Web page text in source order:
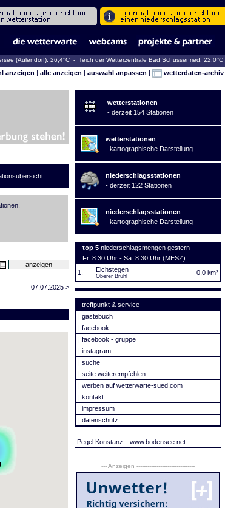
(Aulendorf): 26,4°C - Teich der Wetterzentrale Bad Schussenried: 22,0°C
anzeigen | alle anzeigen | auswahl anpassen | wetterdaten-archiv
07.07.2025 >
wetterstationen
- derzeit 154 Stationen
wetterstationen
- kartographische Darstellung
niederschlagsstationen
- derzeit 122 Stationen
niederschlagsstationen
- kartographische Darstellung
top 5 niederschlagsmengen gestern
Fr. 8.30 Uhr - Sa. 8.30 Uhr (MESZ)
1.
Eichstegen
Oberer Brühl 0,0 l/m²
treffpunkt & service
| gästebuch
| facebook
| facebook - gruppe
| instagram
| suche
| seite weiterempfehlen
| werben auf wetterwarte-sued.com
| kontakt
| impressum
| datenschutz
Pegel Konstanz - www.bodensee.net
--- Anzeigen --------------------------------